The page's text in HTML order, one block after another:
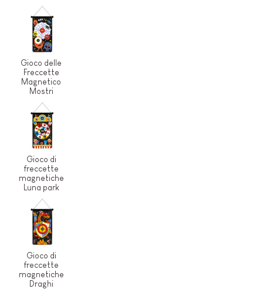
Gioco delle
Freccette
Magnetico
Mostri
Gioco di
freccette
magnetiche
Luna park
Gioco di
freccette
magnetiche
Draghi